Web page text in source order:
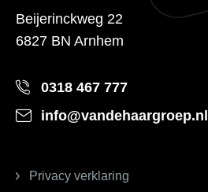
Beijerinckweg 22
6827 BN Arnhem
0318 467 777
info@vandehaargroep.nl
Privacy verklaring